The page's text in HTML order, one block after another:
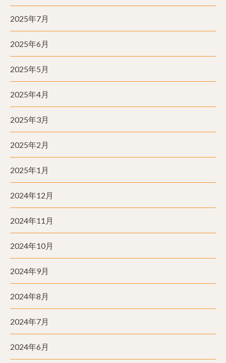
2025年7月
2025年6月
2025年5月
2025年4月
2025年3月
2025年2月
2025年1月
2024年12月
2024年11月
2024年10月
2024年9月
2024年8月
2024年7月
2024年6月